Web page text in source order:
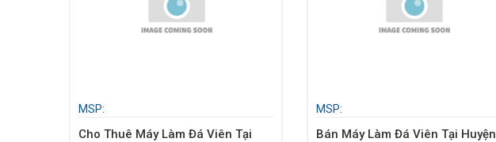
MSP:
Cho Thuê Máy Làm Đá Viên Tại
MSP:
Bán Máy Làm Đá Viên Tại Huyện